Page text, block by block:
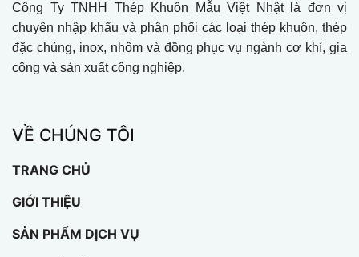
Công Ty TNHH Thép Khuôn Mẫu Việt Nhật là đơn vị
chuyên nhập khẩu và phân phối các loại thép khuôn, thép
đặc chủng, inox, nhôm và đồng phục vụ ngành cơ khí, gia
công và sản xuất công nghiệp.
VỀ CHÚNG TÔI
TRANG CHỦ
GIỚI THIỆU
SẢN PHẨM DỊCH VỤ